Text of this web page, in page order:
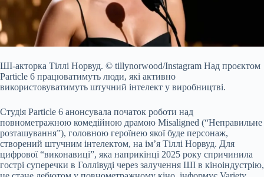
ШІ-акторка Тіллі Норвуд. © tillynorwood/Instagram Над проєктом
Particle 6 працюватимуть люди, які активно
використовуватимуть штучний інтелект у виробництві.
Студія Particle 6 анонсувала початок роботи над
повнометражною комедійною драмою Misaligned (“Неправильне
розташування”), головною героїнею якої буде персонаж,
створений штучним інтелектом, на ім’я Тіллі Норвуд. Для
цифрової “виконавиці”, яка наприкінці 2025 року спричинила
гострі суперечки в Голлівуді через залучення ШІ в кіноіндустрію,